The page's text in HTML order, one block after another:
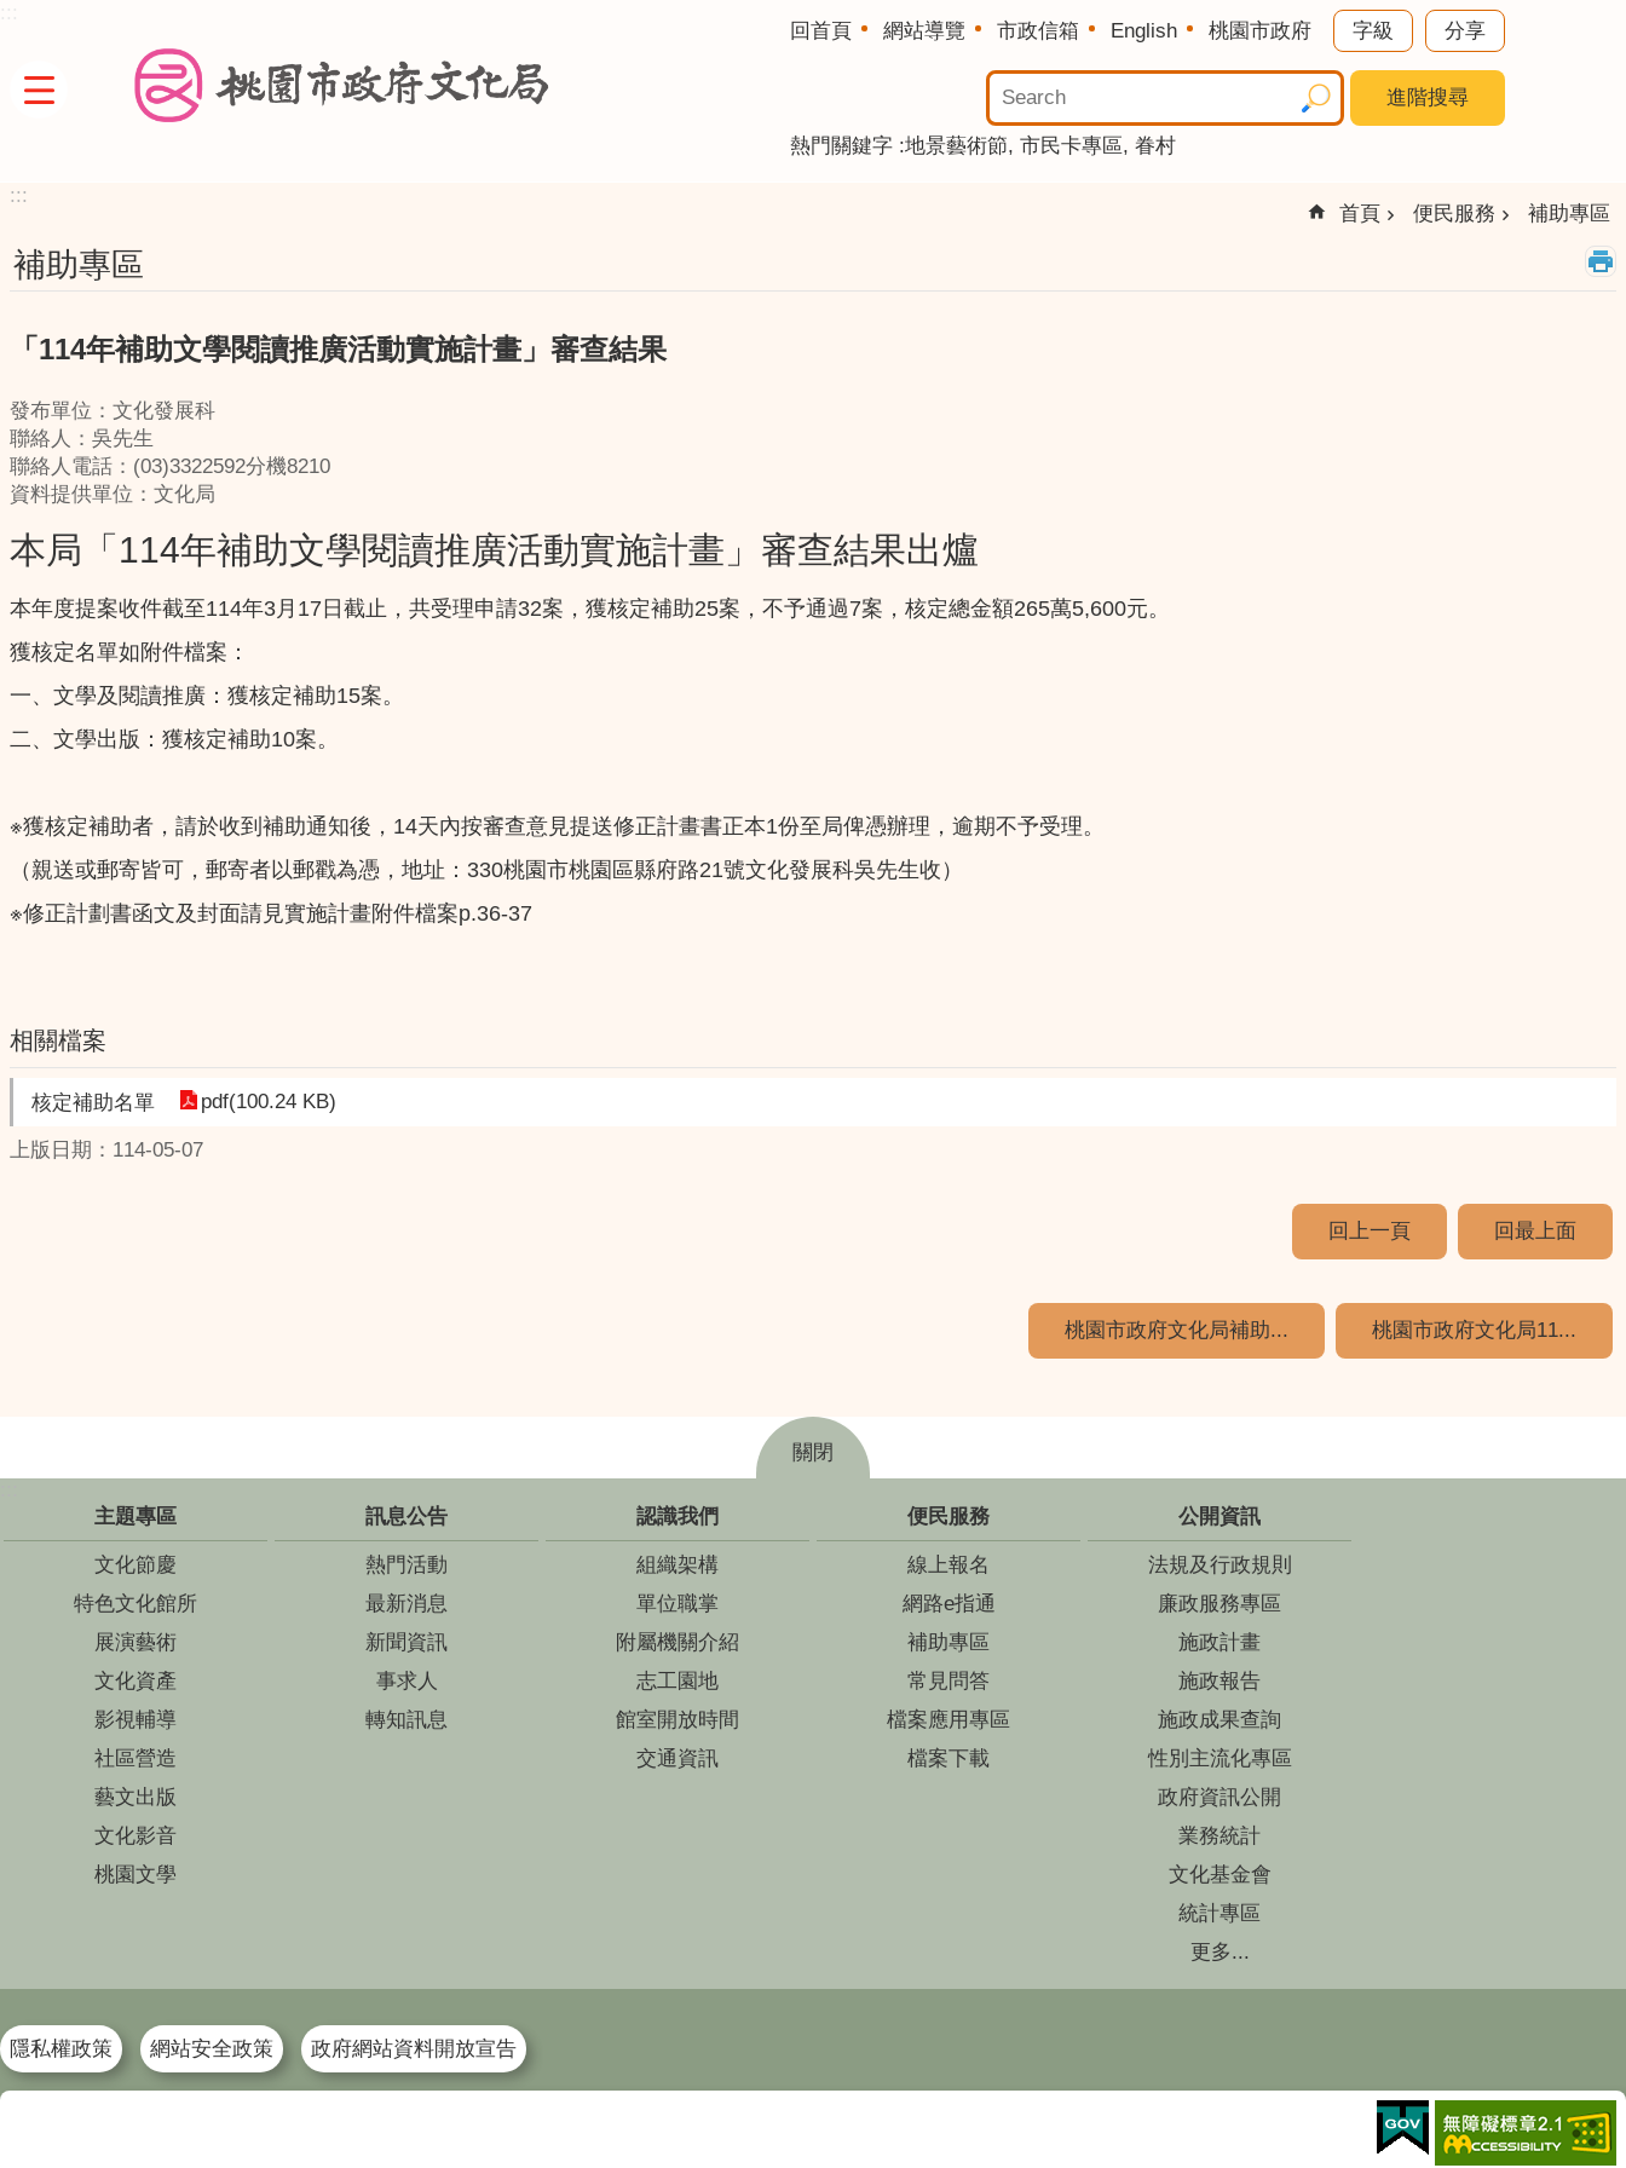
回首頁 網站導覽 市政信箱 English 桃園市政府 字級 分享
進階搜尋
熱門關鍵字 地景藝術節 市民卡專區 眷村
:::
首頁 便民服務 補助專區
補助專區
「114年補助文學閱讀推廣活動實施計畫」審查結果
發布單位：文化發展科
聯絡人：吳先生
聯絡人電話：(03)3322592分機8210
資料提供單位：文化局
本局「114年補助文學閱讀推廣活動實施計畫」審查結果出爐
本年度提案收件截至114年3月17日截止，共受理申請32案，獲核定補助25案，不予通過7案，核定總金額265萬5,600元。
獲核定名單如附件檔案：
一、文學及閱讀推廣：獲核定補助15案。
二、文學出版：獲核定補助10案。
※獲核定補助者，請於收到補助通知後，14天內按審查意見提送修正計畫書正本1份至局俾憑辦理，逾期不予受理。
（親送或郵寄皆可，郵寄者以郵戳為憑，地址：330桃園市桃園區縣府路21號文化發展科吳先生收）
※修正計劃書函文及封面請見實施計畫附件檔案p.36-37
相關檔案
核定補助名單 pdf(100.24 KB)
上版日期：114-05-07
回上一頁 回最上面
桃園市政府文化局補助... 桃園市政府文化局11...
關閉
主題專區
文化節慶
特色文化館所
展演藝術
文化資產
影視輔導
社區營造
藝文出版
文化影音
桃園文學
訊息公告
熱門活動
最新消息
新聞資訊
事求人
轉知訊息
認識我們
組織架構
單位職掌
附屬機關介紹
志工園地
館室開放時間
交通資訊
便民服務
線上報名
網路e指通
補助專區
常見問答
檔案應用專區
檔案下載
公開資訊
法規及行政規則
廉政服務專區
施政計畫
施政報告
施政成果查詢
性別主流化專區
政府資訊公開
業務統計
文化基金會
統計專區
更多...
隱私權政策 網站安全政策 政府網站資料開放宣告